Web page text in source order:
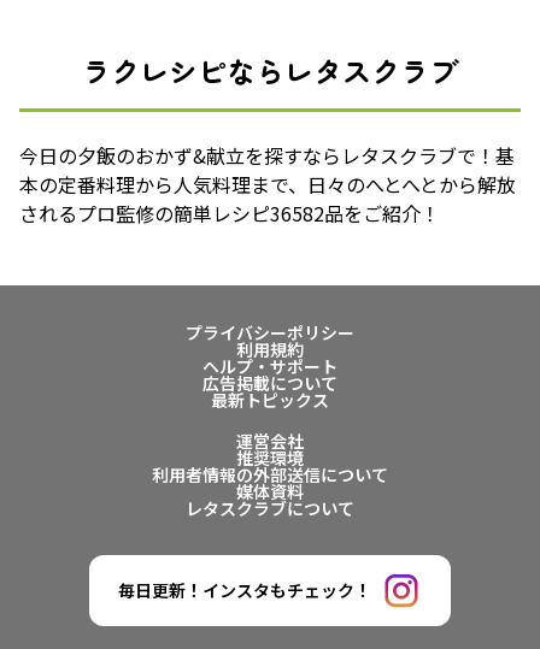
ラクレシピならレタスクラブ
今日の夕飯のおかず&献立を探すならレタスクラブで！基
本の定番料理から人気料理まで、日々のへとへとから解放
されるプロ監修の簡単レシピ36582品をご紹介！
プライバシーポリシー
利用規約
ヘルプ・サポート
広告掲載について
最新トピックス
運営会社
推奨環境
利用者情報の外部送信について
媒体資料
レタスクラブについて
毎日更新！インスタもチェック！